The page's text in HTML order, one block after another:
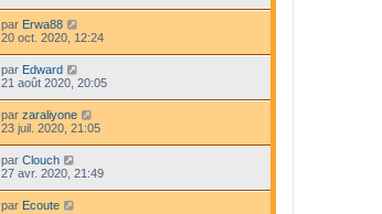
par Erwa88
20 oct. 2020, 12:24
par Edward
21 août 2020, 20:05
par zaraliyone
23 juil. 2020, 21:05
par Clouch
27 avr. 2020, 21:49
par Ecoute